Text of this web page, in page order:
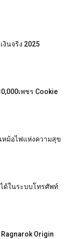
งินจริง 2025
เพชร Cookie
หม้อไฟแห่งความสุข
ได้ในระบบโทรศัพท์
Ragnarok Origin